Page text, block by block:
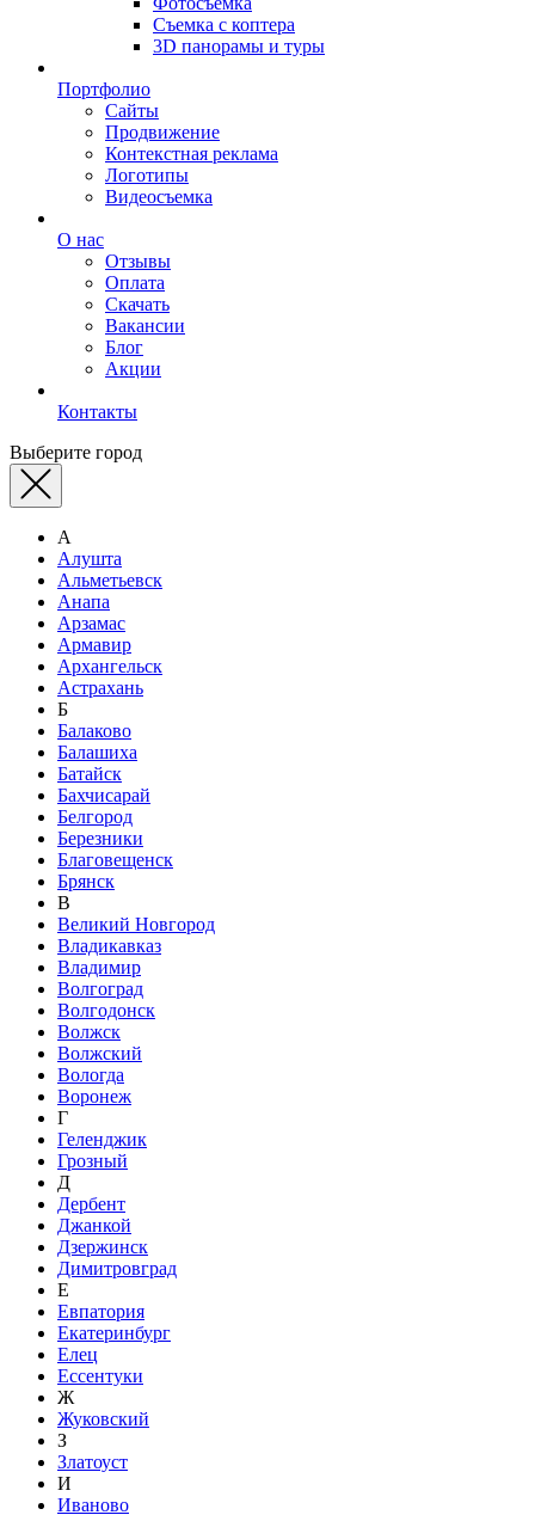
Съемка с коптера
3D панорамы и туры
Портфолио
Сайты
Продвижение
Контекстная реклама
Логотипы
Видеосъемка
О нас
Отзывы
Оплата
Скачать
Вакансии
Блог
Акции
Контакты
Выберите город
А
Алушта
Альметьевск
Анапа
Арзамас
Армавир
Архангельск
Астрахань
Б
Балаково
Балашиха
Батайск
Бахчисарай
Белгород
Березники
Благовещенск
Брянск
В
Великий Новгород
Владикавказ
Владимир
Волгоград
Волгодонск
Волжск
Волжский
Вологда
Воронеж
Г
Геленджик
Грозный
Д
Дербент
Джанкой
Дзержинск
Димитровград
Е
Евпатория
Екатеринбург
Елец
Ессентуки
Ж
Жуковский
З
Златоуст
И
Иваново